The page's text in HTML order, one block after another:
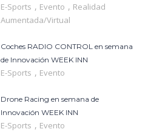
E-Sports , Evento , Realidad
Aumentada/Virtual
Coches RADIO CONTROL en semana
de Innovación WEEK INN
E-Sports , Evento
Drone Racing en semana de
Innovación WEEK INN
E-Sports , Evento